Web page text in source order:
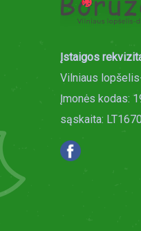
Įstaigos
Vilniaus
Įmonės kodas:
sąskaita: